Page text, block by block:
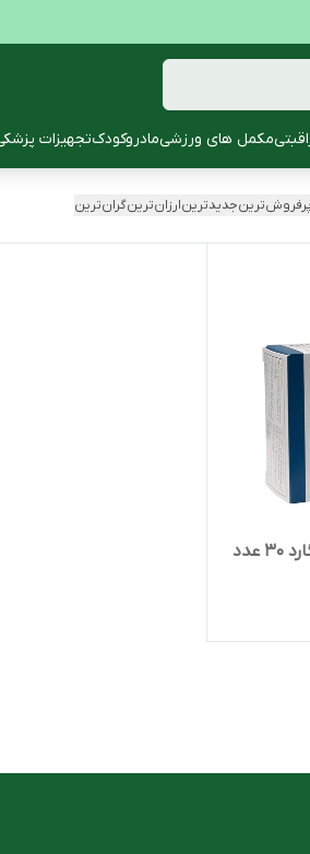
مکمل های ورزشیمادروکودکتجهیزات
پرفروش‌ترینجدیدترینارزان‌ترینگران‌ترین